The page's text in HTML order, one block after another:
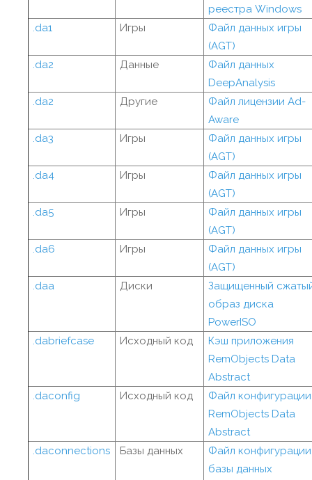
реестра Windows
.da1
Игры
Файл данных игры
(AGT)
.da2
Данные
Файл данных
DeepAnalysis
.da2
Другие
Файл лицензии Ad-
Aware
.da3
Игры
Файл данных игры
(AGT)
.da4
Игры
Файл данных игры
(AGT)
.da5
Игры
Файл данных игры
(AGT)
.da6
Игры
Файл данных игры
(AGT)
.daa
Диски
Защищенный
образ диска
PowerISO
.dabriefcase
Исходный код
Кэш приложения
RemObjects Data
Abstract
.daconfig
Исходный код
Файл конфигурации
RemObjects Data
Abstract
.daconnections
Базы данных
Файл конфигурации
базы данных